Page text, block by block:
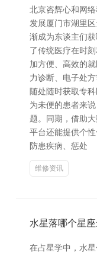
北京咨辉心和网
发展厦门市湖里
渐成为东谈主们
了传统医疗在时
加方便、高效的
力诊断、电子处
随处随时获取专
为未便的患者来
题。同期，借助
平台还能提供个
防患疾病、惩处
维修资讯
水星落哪个星座
在占星学中，水